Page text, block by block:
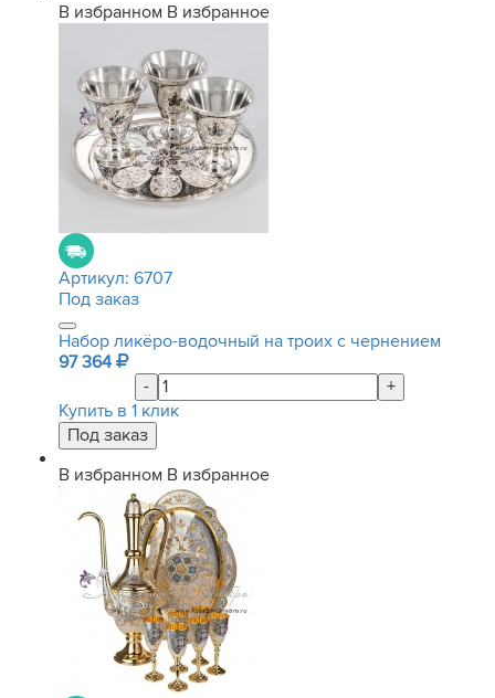
В избранном В избранное
Артикул: 6707
Под заказ
Набор ликёро-водочный на троих с чернением
97 364
-
+
Купить в 1 клик
В избранном В избранное